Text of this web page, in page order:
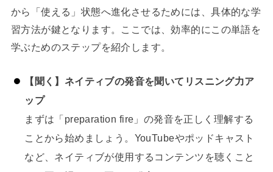
から「使える」状態へ進化させるためには、具体的な学
習方法が鍵となります。ここでは、効率的にこの単語を
学ぶためのステップを紹介します。
【聞く】ネイティブの発音を聞いてリスニング力ア
ップ
まずは「preparation fire」の発音を正しく理解する
ことから始めましょう。YouTubeやポッドキャスト
など、ネイティブが使用するコンテンツを聴くこと